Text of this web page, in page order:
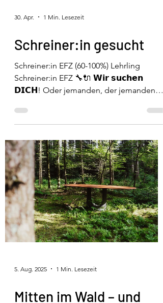
30. Apr. 1 Min. Lesezeit
Schreiner:in gesucht
Schreiner:in EFZ (60-100%) Lehrling
Schreiner:in EFZ 🔧🔌 𝗪𝗶𝗿 𝘀𝘂𝗰𝗵𝗲𝗻
𝗗𝗜𝗖𝗛! Oder jemanden, der jemanden
sofort Verstärkung! Ob Werkzeugprofi
oder Technikliebhaber – wenn du gerne
anpackst und Lust auf spannende
Projekte hast, freuen wir uns auf deine
Bewerbung! 💪✨ Neu: Ab sofort sind wir
auch Ausbildungsbetrieb und suchen
einen Lehrling zum Schreiner EFZ, ab
Sommer 2027, bzw. besser ab 2028 📢
𝗧𝗲𝗶𝗹𝗲𝗻 𝗲𝗿𝘄ü𝗻𝘀𝗰𝗵𝘁
5. Aug. 2025 1 Min. Lesezeit
Mitten im Wald – und